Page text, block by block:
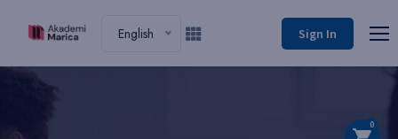
English Sign In
0